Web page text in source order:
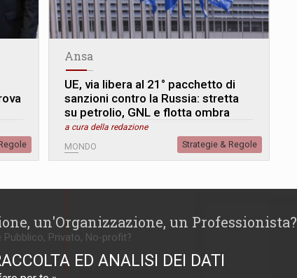
Ansa
UE, via libera al 21° pacchetto di
sanzioni contro la Russia: stretta
su petrolio, GNL e flotta ombra
a cura della redazione
MONDO Strategie & Regole
un'Organizzazione, un Professionista?
Privato, No-profit?
ED ANALISI DEI DATI